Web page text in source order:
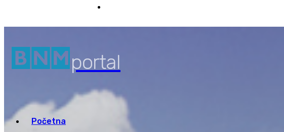
portal
Početna